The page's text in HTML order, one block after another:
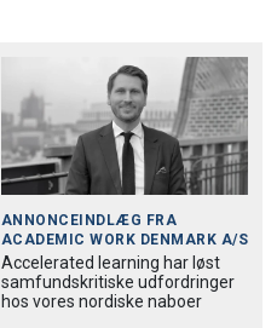
ANNONCEINDLÆG FRA
ACADEMIC WORK DENMARK A/S
Accele­rated learning har løst
samfund­skri­tiske udfordringer
hos vores nordiske naboer